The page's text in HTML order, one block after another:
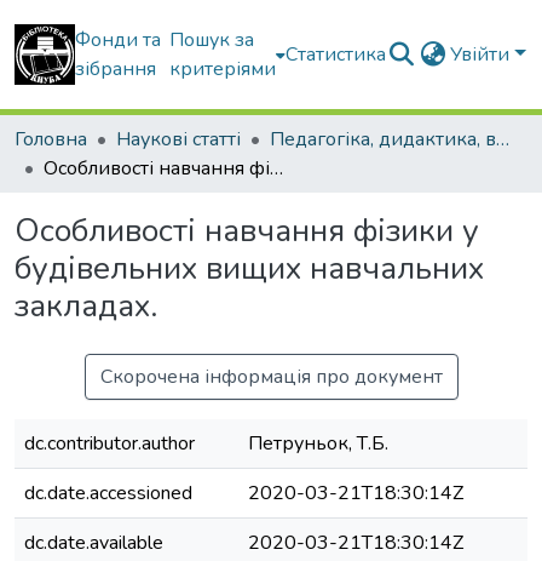
Фонди та
зібрання
Пошук за
критеріями
Статистика Увійти
Головна Наукові статті
Педагогіка, дидактика, вища освіта
Особливості навчання фізики у будівельних вищих навчальних закладах.
Особливості навчання фізики у
будівельних вищих навчальних
закладах.
Скорочена інформація про документ
dc.contributor.author
Петруньок, Т.Б.
dc.date.accessioned
2020-03-21T18:30:14Z
dc.date.available
2020-03-21T18:30:14Z